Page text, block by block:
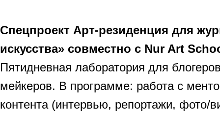
Спецпроект Арт-резиденция для
искусства» совместно с Nur Art
Пятидневная лаборатория для
мейкеров. В программе: работа с
контента (интервью, репортажи, фото/